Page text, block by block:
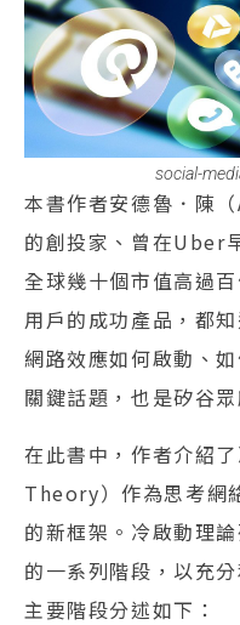
social-
本書作者安德魯．陳
的創投家、曾在Uber
全球幾十個市值高過
用戶的成功產品，都
網路效應如何啟動、
關鍵話題，也是矽谷
在此書中，作者介紹
Theory）作為思考網
的新框架。冷啟動理
的一系列階段，以充
主要階段分述如下：